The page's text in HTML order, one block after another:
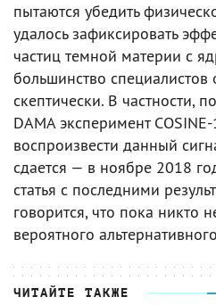
пытаются убедить
удалось зафиксировать
частиц темной материи с
большинство специалистов
скептически. В частности,
DAMA эксперимент
воспроизвести данный
сдается — в ноябре 2018
статья с последними
говорится, что пока никто
вероятного
ЧИТАЙТЕ ТАКЖЕ